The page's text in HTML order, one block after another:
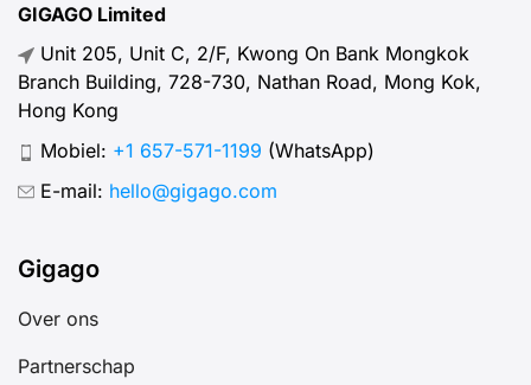
GIGAGO Limited
Unit 205, Unit C, 2/F, Kwong On Bank Mongkok
Branch Building, 728-730, Nathan Road, Mong Kok,
Hong Kong
Mobiel: +1 657-571-1199 (WhatsApp)
E-mail: hello@gigago.com
Gigago
Over ons
Partnerschap